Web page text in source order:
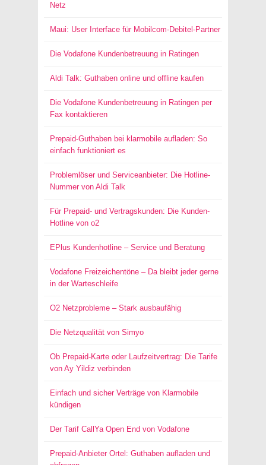
Netz
Maui: User Interface für Mobilcom-Debitel-Partner
Die Vodafone Kundenbetreuung in Ratingen
Aldi Talk: Guthaben online und offline kaufen
Die Vodafone Kundenbetreuung in Ratingen per
Fax kontaktieren
Prepaid-Guthaben bei klarmobile aufladen: So
einfach funktioniert es
Problemlöser und Serviceanbieter: Die Hotline-
Nummer von Aldi Talk
Für Prepaid- und Vertragskunden: Die Kunden-
Hotline von o2
EPlus Kundenhotline – Service und Beratung
Vodafone Freizeichentöne – Da bleibt jeder gerne
in der Warteschleife
O2 Netzprobleme – Stark ausbaufähig
Die Netzqualität von Simyo
Ob Prepaid-Karte oder Laufzeitvertrag: Die Tarife
von Ay Yildiz verbinden
Einfach und sicher Verträge von Klarmobile
kündigen
Der Tarif CallYa Open End von Vodafone
Prepaid-Anbieter Ortel: Guthaben aufladen und